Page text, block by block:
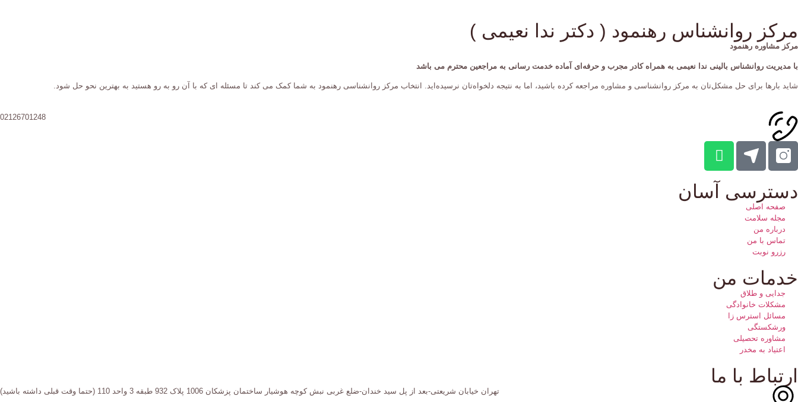
مرکز روانشناس رهنمود ( دکتر ندا نعیمی )
مرکز مشاوره رهنمود
با مدیریت روانشناس بالینی ندا نعیمی به همراه کادر مجرب و حرفه‌ای آماده خدمت رسانی به مراجعین محترم می باشد
شاید بارها برای حل مشکل‌تان به مرکز روانشناسی و مشاوره مراجعه کرده‌ باشید، اما به نتیجه دلخواه‌تان نرسیده‌اید. انتخاب مرکز روانشناسی رهنمود به شما کمک می کند تا مسئله ای که با آن رو به رو هستید به بهترین نحو حل شود.
02126701248
دسترسی آسان
صفحه اصلی
مجله سلامت
درباره من
تماس با من
رزرو نوبت
خدمات من
جدایی و طلاق
مشکلات خانوادگی
مسائل استرس زا
ورشکستگی
مشاوره تحصیلی
اعتیاد به مخدر
ارتباط با ما
تهران خیابان شریعتی-بعد از پل سید خندان-ضلع غربی نبش کوچه هوشیار ساختمان پزشکان 1006 پلاک 932 طبقه 3 واحد 110 (حتما وقت قبلی داشته باشید)